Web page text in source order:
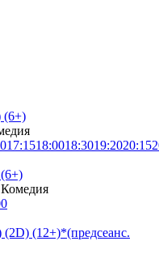
(6+)
17:1518:0018:3019:2020:15
(12+)*(предсеанс.